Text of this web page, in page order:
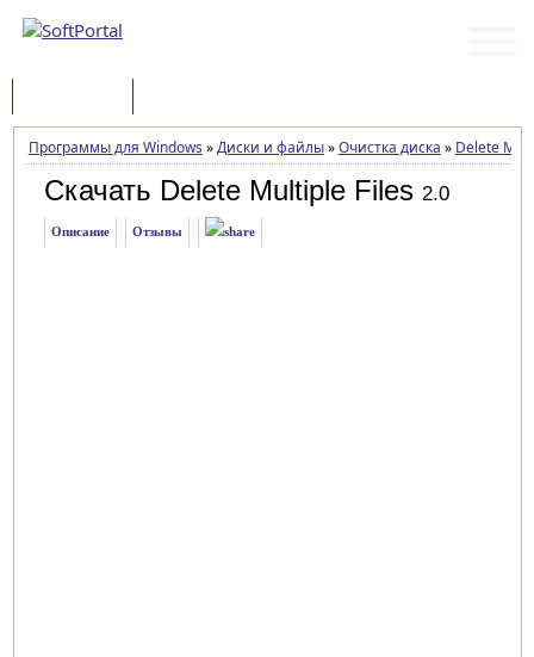
Программы для Windows »Диски и файлы»Очистка диска » Delete
Скачать Delete Multiple Files 2.0
Описание Отзывы